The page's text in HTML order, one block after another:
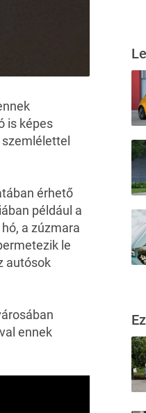
is képes
érhető
például a
a zúzmara
le
autósok
ennek